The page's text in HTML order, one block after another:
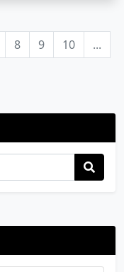
8 9 10
...